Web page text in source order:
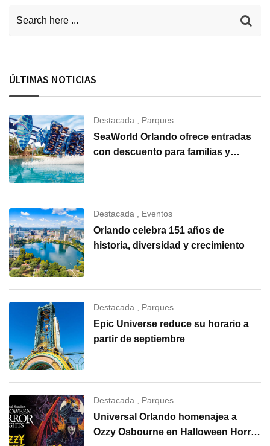
ÚLTIMAS NOTICIAS
Destacada , Parques
SeaWorld Orlando ofrece entradas
con descuento para familias y
Destacada Eventos
Orlando celebra 151 años de
historia, diversidad y crecimiento
Destacada Parques
Epic Universe reduce su horario a
partir de septiembre
Destacada , Parques
Universal Orlando homenajea a
Ozzy Osbourne en Halloween Horror